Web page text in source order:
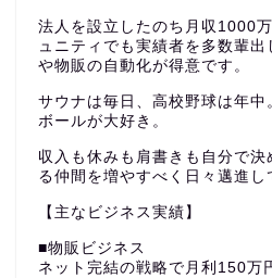
法人を設立したのち月収1000
ュニティでも実績者を多数輩
や物販の自動化が得意です。
サウナは毎日、高校野球は年中
ボールが大好き。
収入も休みも肩書きも自分で
る仲間を増やすべく日々邁進し
【主なビジネス実績】
■物販ビジネス
ネット完結の戦略で月利150万